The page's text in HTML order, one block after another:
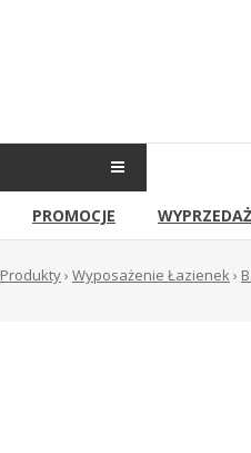
PROMOCJE WYPRZEDAŻ
Produkty› Wyposażenie Łazienek›